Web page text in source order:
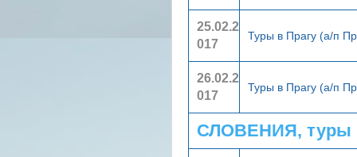
25.02.2
017
Туры в Прагу (а/п
26.02.2
017
Туры в Прагу (а/п
СЛОВЕНИЯ, туры